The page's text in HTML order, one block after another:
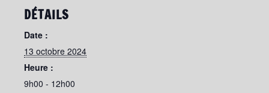
DÉTAILS
Date :
13 octobre 2024
Heure :
9h00 - 12h00